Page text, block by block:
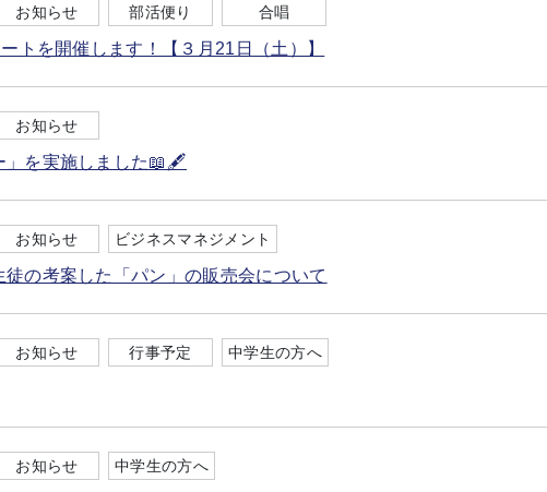
お知らせ 部活便り 合唱
トを開催します！【３月21日（土）】
お知らせ
」を実施しました📖🖋
お知らせ ビジネスマネジメント
徒の考案した「パン」の販売会について
お知らせ 行事予定 中学生の方へ
お知らせ 中学生の方へ